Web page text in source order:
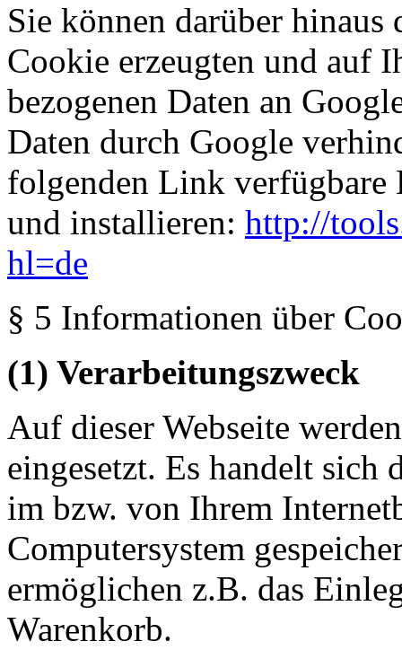
Sie können darüber hinaus
Cookie erzeugten und auf
bezogenen Daten an
Daten durch Google
folgenden Link verfügbare
und installieren: http://
hl=de
§ 5 Informationen über
(1) Verarbeitungszweck
Auf dieser Webseite
eingesetzt. Es handelt sich
im bzw. von Ihrem
Computersystem
ermöglichen z.B. das
Warenkorb.